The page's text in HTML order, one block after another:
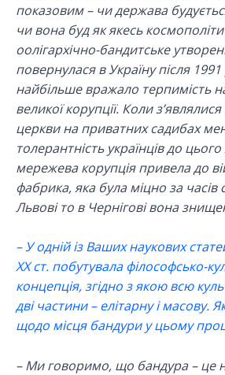
показовим – чи держава
чи вона буд як якесь
оолігархічно-бандитське
повернулася в Україну після
найбільше вражало терпимість
великої корупції. Коли
церкви на приватних садибах
толерантність українців до
мережева корупція привела до
фабрика, яка була міцно за часів
Львові то в Чернігові вона
– У одній із Ваших наукових
XX ст. побутувала філософсько-
концепція, згідно з якою всю
дві частини – елітарну і масову.
щодо місця бандури у цьому
– Ми говоримо, що бандура – це